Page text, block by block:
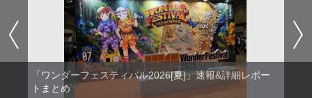
「ワンダーフェスティバル2026[夏]」速報&詳細レポー
トまとめ